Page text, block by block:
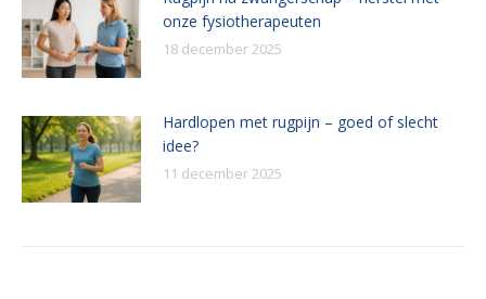
onze fysiotherapeuten
18 december 2025
Hardlopen met rugpijn – goed of slecht
idee?
11 december 2025